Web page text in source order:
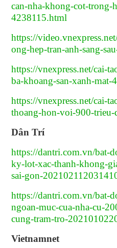
can-nha-khong-cot-trong-
4238115.html
https://
ong-hep-tran-anh-sang-
https://vnexpress.net/cai-
ba-khoang-san-xanh-mat-
https://vnexpress.net/cai-
thoang-hon-voi-900-
Dân Trí
https://dantri.com.vn/bat-
ky-lot-xac-thanh-khong-
sai-gon-
https://dantri.com.vn/bat-
ngoan-muc-cua-nha-cu-
cung-tram-tro-
Vietnamnet